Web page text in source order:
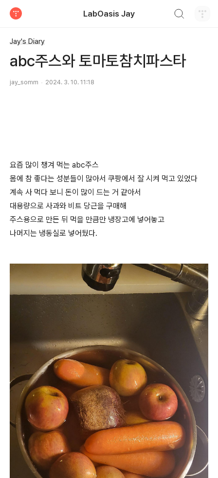
LabOasis Jay
Jay's Diary
abc주스와 토마토참치파스타
jay_somm 2024. 3. 10. 11:18
요즘 많이 챙겨 먹는 abc주스
몸에 참 좋다는 성분들이 많아서 쿠팡에서 잘 시켜 먹고 있었다
계속 사 먹다 보니 돈이 많이 드는 거 같아서
대용량으로 사과와 비트 당근을 구매해
주스용으로 만든 뒤 먹을 만큼만 냉장고에 넣어놓고
나머지는 냉동실로 넣어뒀다.